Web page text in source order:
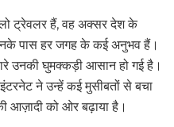
ट्रेवलर हैं, वह अक्सर देश के
पास हर जगह के कई अनुभव हैं।
उनकी घुमक्कड़ी आसान हो गई है।
ने उन्हें कई मुसीबतों से बचा
आज़ादी को ओर बढ़ाया है।